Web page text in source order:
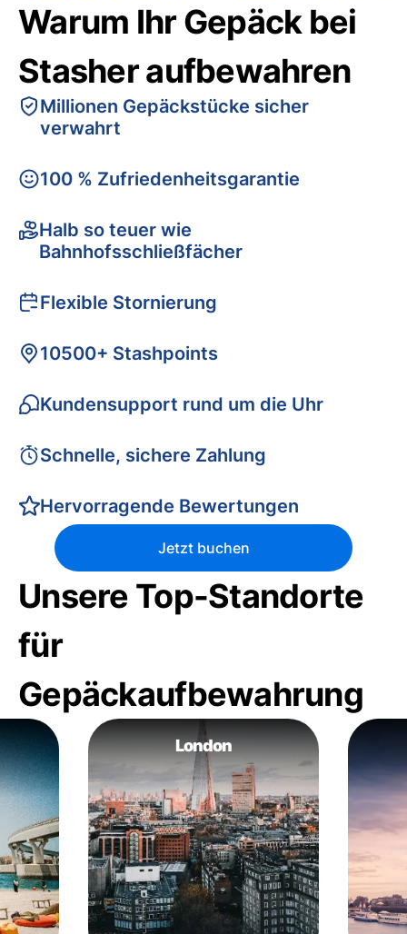
Warum Ihr Gepäck bei
Stasher aufbewahren
Millionen Gepäckstücke sicher
verwahrt
100 % Zufriedenheitsgarantie
Halb so teuer wie
Bahnhofsschließfächer
Flexible Stornierung
10500+ Stashpoints
Kundensupport rund um die Uhr
Schnelle, sichere Zahlung
Hervorragende Bewertungen
Jetzt buchen
Unsere Top-Standorte
für
Gepäckaufbewahrung
London